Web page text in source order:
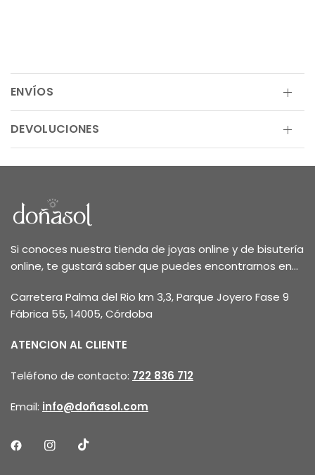
ENVÍOS
DEVOLUCIONES
Si conoces nuestra tienda de joyas online y de bisutería
online, te gustará saber que puedes encontrarnos en...
Carretera Palma del Rio km 3,3, Parque Joyero Fase 9
Fábrica 55, 14005, Córdoba
ATENCION AL CLIENTE
Teléfono de contacto: 722 836 712
Email: info@doñasol.com